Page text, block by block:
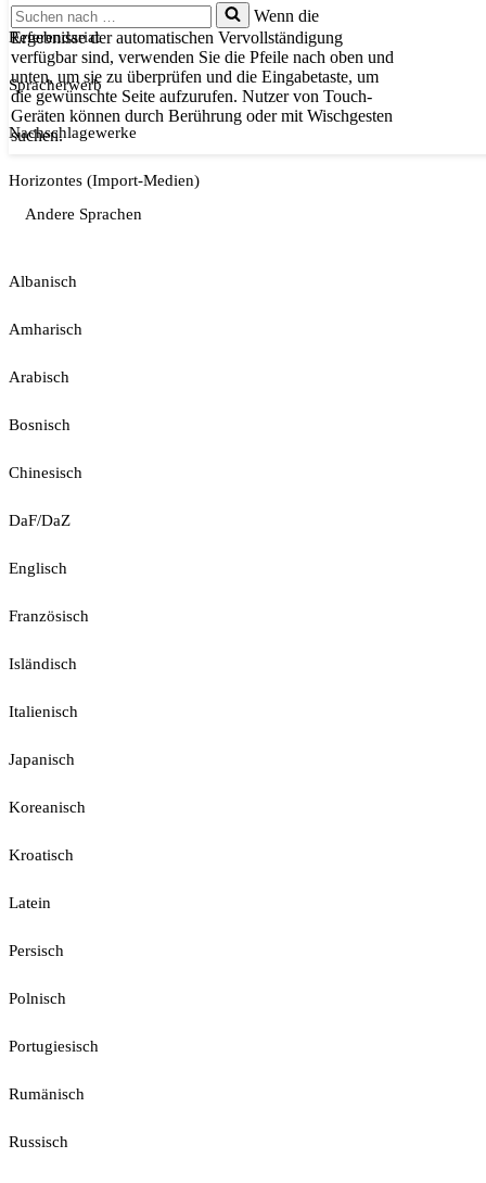
Suchen
nach …
Wenn die
Ergebnisse der automatischen Vervollständigung
verfügbar sind, verwenden Sie die Pfeile nach oben und
unten, um sie zu überprüfen und die Eingabetaste, um
die gewünschte Seite aufzurufen. Nutzer von Touch-
Geräten können durch Berührung oder mit Wischgesten
suchen.
Referendariat
Spracherwerb
Nachschlagewerke
Horizontes (Import-Medien)
Andere Sprachen
Albanisch
Amharisch
Arabisch
Bosnisch
Chinesisch
DaF/DaZ
Englisch
Französisch
Isländisch
Italienisch
Japanisch
Koreanisch
Kroatisch
Latein
Persisch
Polnisch
Portugiesisch
Rumänisch
Russisch